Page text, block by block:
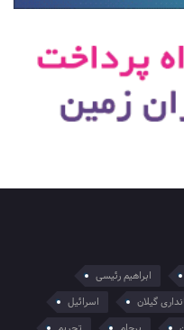
ابراهیم رئیسی
گیلان
اسرائیل